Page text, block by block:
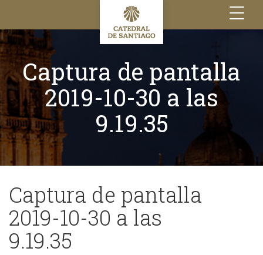
Toggle
navigation
Captura de pantalla
2019-10-30 a las
9.19.35
Captura de pantalla
2019-10-30 a las
9.19.35